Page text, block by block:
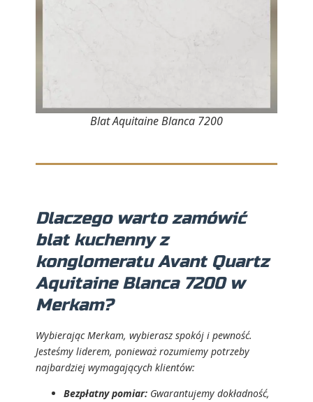
Blat Aquitaine Blanca 7200
Dlaczego warto zamówić
blat kuchenny z
konglomeratu Avant Quartz
Aquitaine Blanca 7200 w
Merkam?
Wybierając Merkam, wybierasz spokój i pewność.
Jesteśmy liderem, ponieważ rozumiemy potrzeby
najbardziej wymagających klientów:
Bezpłatny pomiar: Gwarantujemy dokładność,